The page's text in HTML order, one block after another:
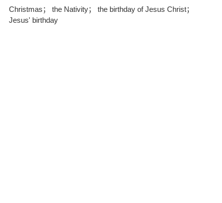
Christmas； the Nativity； the birthday of Jesus Christ；
Jesus' birthday